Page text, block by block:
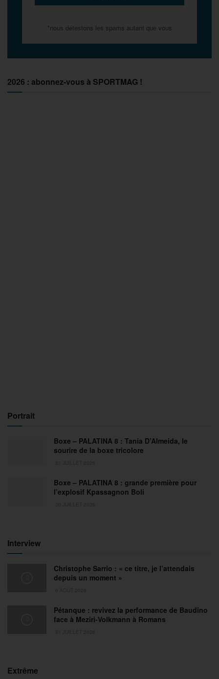
*nous détestons les spams autant que vous
2026 : abonnez-vous à SPORTMAG !
Portrait
Boxe – PALATINA 8 : Tania D’Almeida, le
sourire de la boxe tricolore
Boxe – PALATINA 8 : grande première pour
l’explosif Kpassagnon Boli
Interview
Christophe Sarrio : « ce titre, je l’attendais
depuis un moment »
Pétanque : revivez la performance de Baudino
face à Meziri-Volkmann à Romans
Extrême